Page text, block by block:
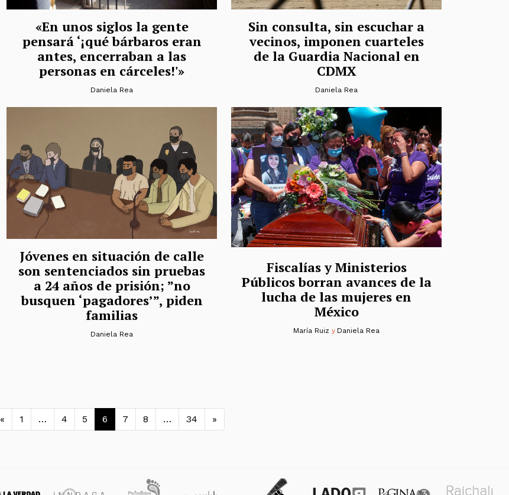
«En unos siglos la gente
pensará ‘¡qué bárbaros eran
antes, encerraban a las
personas en cárceles!'»
Daniela Rea
Sin consulta, sin escuchar a
vecinos, imponen cuarteles
de la Guardia Nacional en
CDMX
Daniela Rea
Jóvenes en situación de calle
son sentenciados sin pruebas
a 24 años de prisión; ”no
busquen ‘pagadores’”, piden
familias
Daniela Rea
Fiscalías y Ministerios
Públicos borran avances de la
lucha de las mujeres en
México
María Ruiz y Daniela Rea
Navegación de entradas
« 1 … 4 5 6 7 8 … 34 »